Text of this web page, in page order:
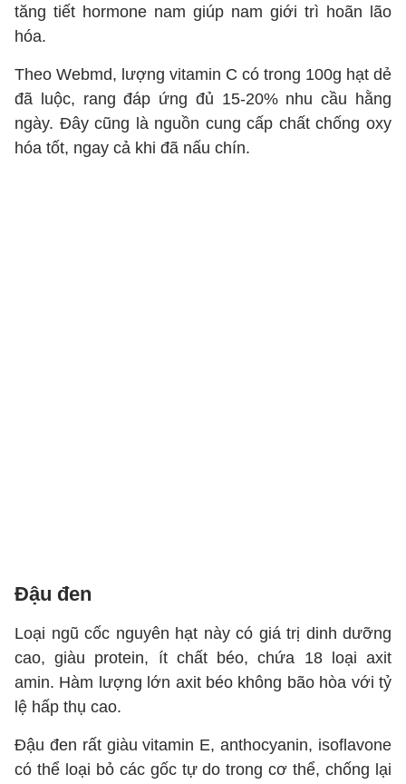
tăng tiết hormone nam giúp nam giới trì hoãn lão
hóa.
Theo Webmd, lượng vitamin C có trong 100g hạt dẻ
đã luộc, rang đáp ứng đủ 15-20% nhu cầu hằng
ngày. Đây cũng là nguồn cung cấp chất chống oxy
hóa tốt, ngay cả khi đã nấu chín.
Đậu đen
Loại ngũ cốc nguyên hạt này có giá trị dinh dưỡng
cao, giàu protein, ít chất béo, chứa 18 loại axit
amin. Hàm lượng lớn axit béo không bão hòa với tỷ
lệ hấp thụ cao.
Đậu đen rất giàu vitamin E, anthocyanin, isoflavone
có thể loại bỏ các gốc tự do trong cơ thể, chống lại